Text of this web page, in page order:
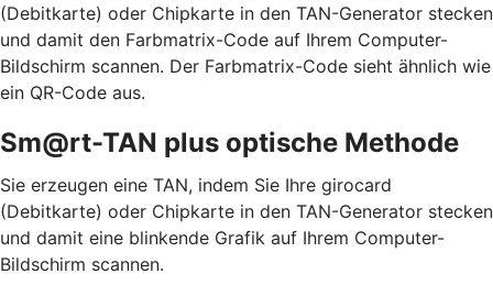
(Debitkarte) oder Chipkarte in den TAN-Generator stecken
und damit den Farbmatrix-Code auf Ihrem Computer-
Bildschirm scannen. Der Farbmatrix-Code sieht ähnlich wie
ein QR-Code aus.
Sm@rt-TAN plus optische Methode
Sie erzeugen eine TAN, indem Sie Ihre girocard
(Debitkarte) oder Chipkarte in den TAN-Generator stecken
und damit eine blinkende Grafik auf Ihrem Computer-
Bildschirm scannen.